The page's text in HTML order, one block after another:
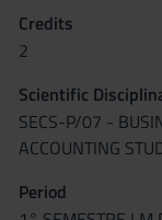
Credits
2
Scientific
SECS-P/07 -
ACCOUNTING
Period